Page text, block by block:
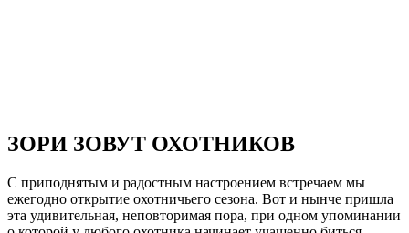
ЗОРИ ЗОВУТ ОХОТНИКОВ
С приподнятым и радостным настроением встречаем мы
ежегодно открытие охотничьего сезона. Вот и нынче пришла
эта удивительная, неповторимая пора, при одном упоминании